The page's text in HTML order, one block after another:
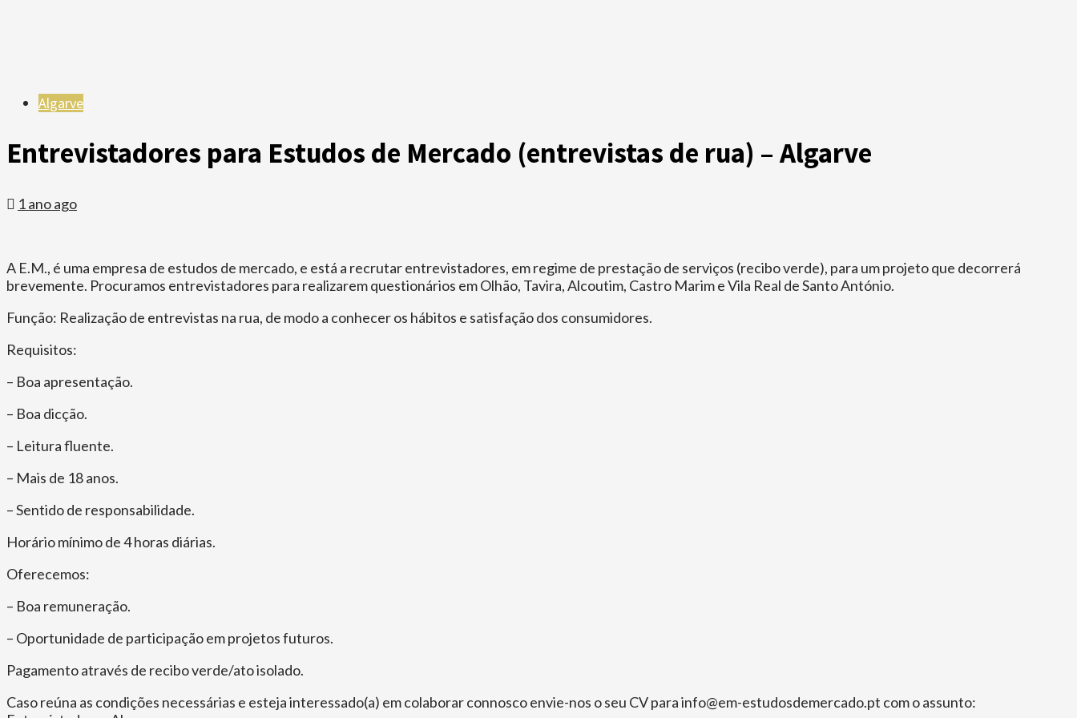
Algarve
Entrevistadores para Estudos de Mercado (entrevistas de rua) – Algarve
1 ano ago
A E.M., é uma empresa de estudos de mercado, e está a recrutar entrevistadores, em regime de prestação de serviços (recibo verde), para um projeto que decorrerá
brevemente. Procuramos entrevistadores para realizarem questionários em Olhão, Tavira, Alcoutim, Castro Marim e Vila Real de Santo António.
Função: Realização de entrevistas na rua, de modo a conhecer os hábitos e satisfação dos consumidores.
Requisitos:
– Boa apresentação.
– Boa dicção.
– Leitura fluente.
– Mais de 18 anos.
– Sentido de responsabilidade.
Horário mínimo de 4 horas diárias.
Oferecemos:
– Boa remuneração.
– Oportunidade de participação em projetos futuros.
Pagamento através de recibo verde/ato isolado.
Caso reúna as condições necessárias e esteja interessado(a) em colaborar connosco envie-nos o seu CV para info@em-estudosdemercado.pt com o assunto: